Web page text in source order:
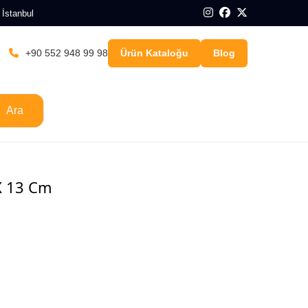
+90 552 948 99 98 Ürün Kataloğu Blog
Ara
13 Cm